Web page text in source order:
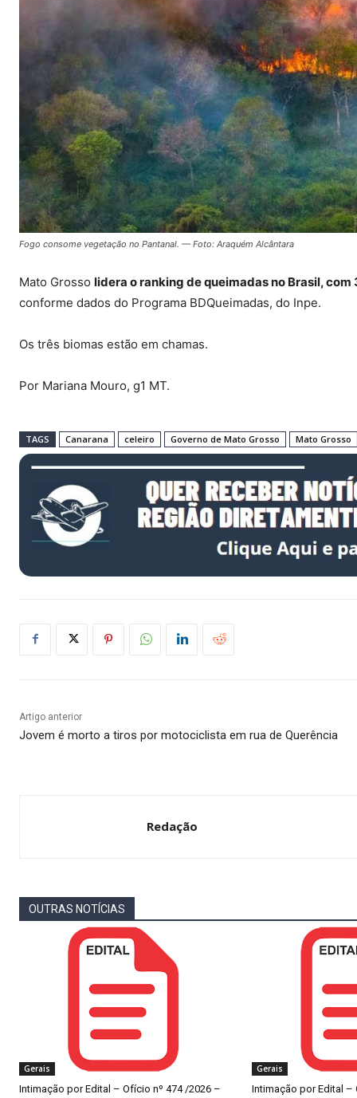
Fogo consome vegetação no Pantanal. — Foto: Araquém Alcântara
Mato Grosso lidera o ranking de queimadas no Brasil,
conforme dados do Programa BDQueimadas, do Inpe.
Os três biomas estão em chamas.
Por Mariana Mouro, g1 MT.
TAGS Canarana celeiro Governo de Mato Grosso Mato Grosso
Artigo anterior
Jovem é morto a tiros por motociclista em rua de Querência
Redação
OUTRAS NOTÍCIAS
Gerais
Intimação por Edital – Ofício nº 474 /2026 –
Gerais
Intimação por Edital –